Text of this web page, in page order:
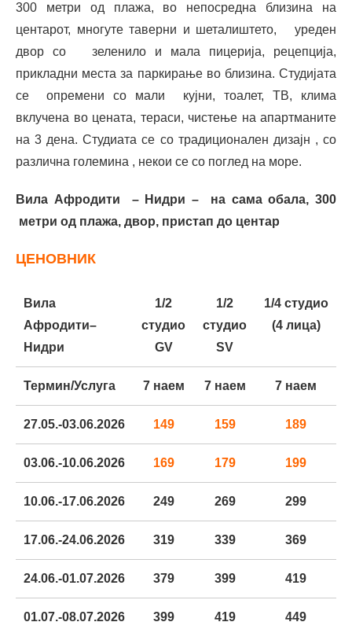
300 метри од плажа, во непосредна близина на
центарот, многуте таверни и шеталиштето, уреден
двор со зеленило и мала пицерија, рецепција,
прикладни места за паркирање во близина. Студијата
се опремени со мали кујни, тоалет, ТВ, клима
вклучена во цената, тераси, чистење на апартманите
на 3 дена. Студиата се со традиционален дизајн , со
различна големина , некои се со поглед на море.
Вила Афродити – Нидри – на сама обала, 300
метри од плажа, двор, пристап до центар
ЦЕНОВНИК
Вила
Афродити–
Нидри
1/2
студио
GV
1/2
студио
SV
1/4 студио
(4 лица)
Термин/Услуга 7 наем 7 наем 7 наем
27.05.-03.06.2026 149 159 189
03.06.-10.06.2026 169 179 199
10.06.-17.06.2026 249 269 299
17.06.-24.06.2026 319 339 369
24.06.-01.07.2026 379 399 419
01.07.-08.07.2026 399 419 449